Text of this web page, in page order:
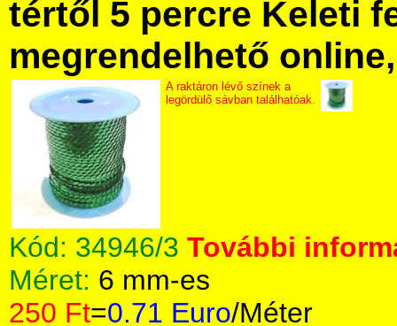
tértől 5 percre Keleti
megrendelhető
A raktáron lévő színek a
legördülő sávban találhatóak.
Kód: 34946/3 További
Méret: 6 mm-es
250 Ft=0.71 Euro/Méter